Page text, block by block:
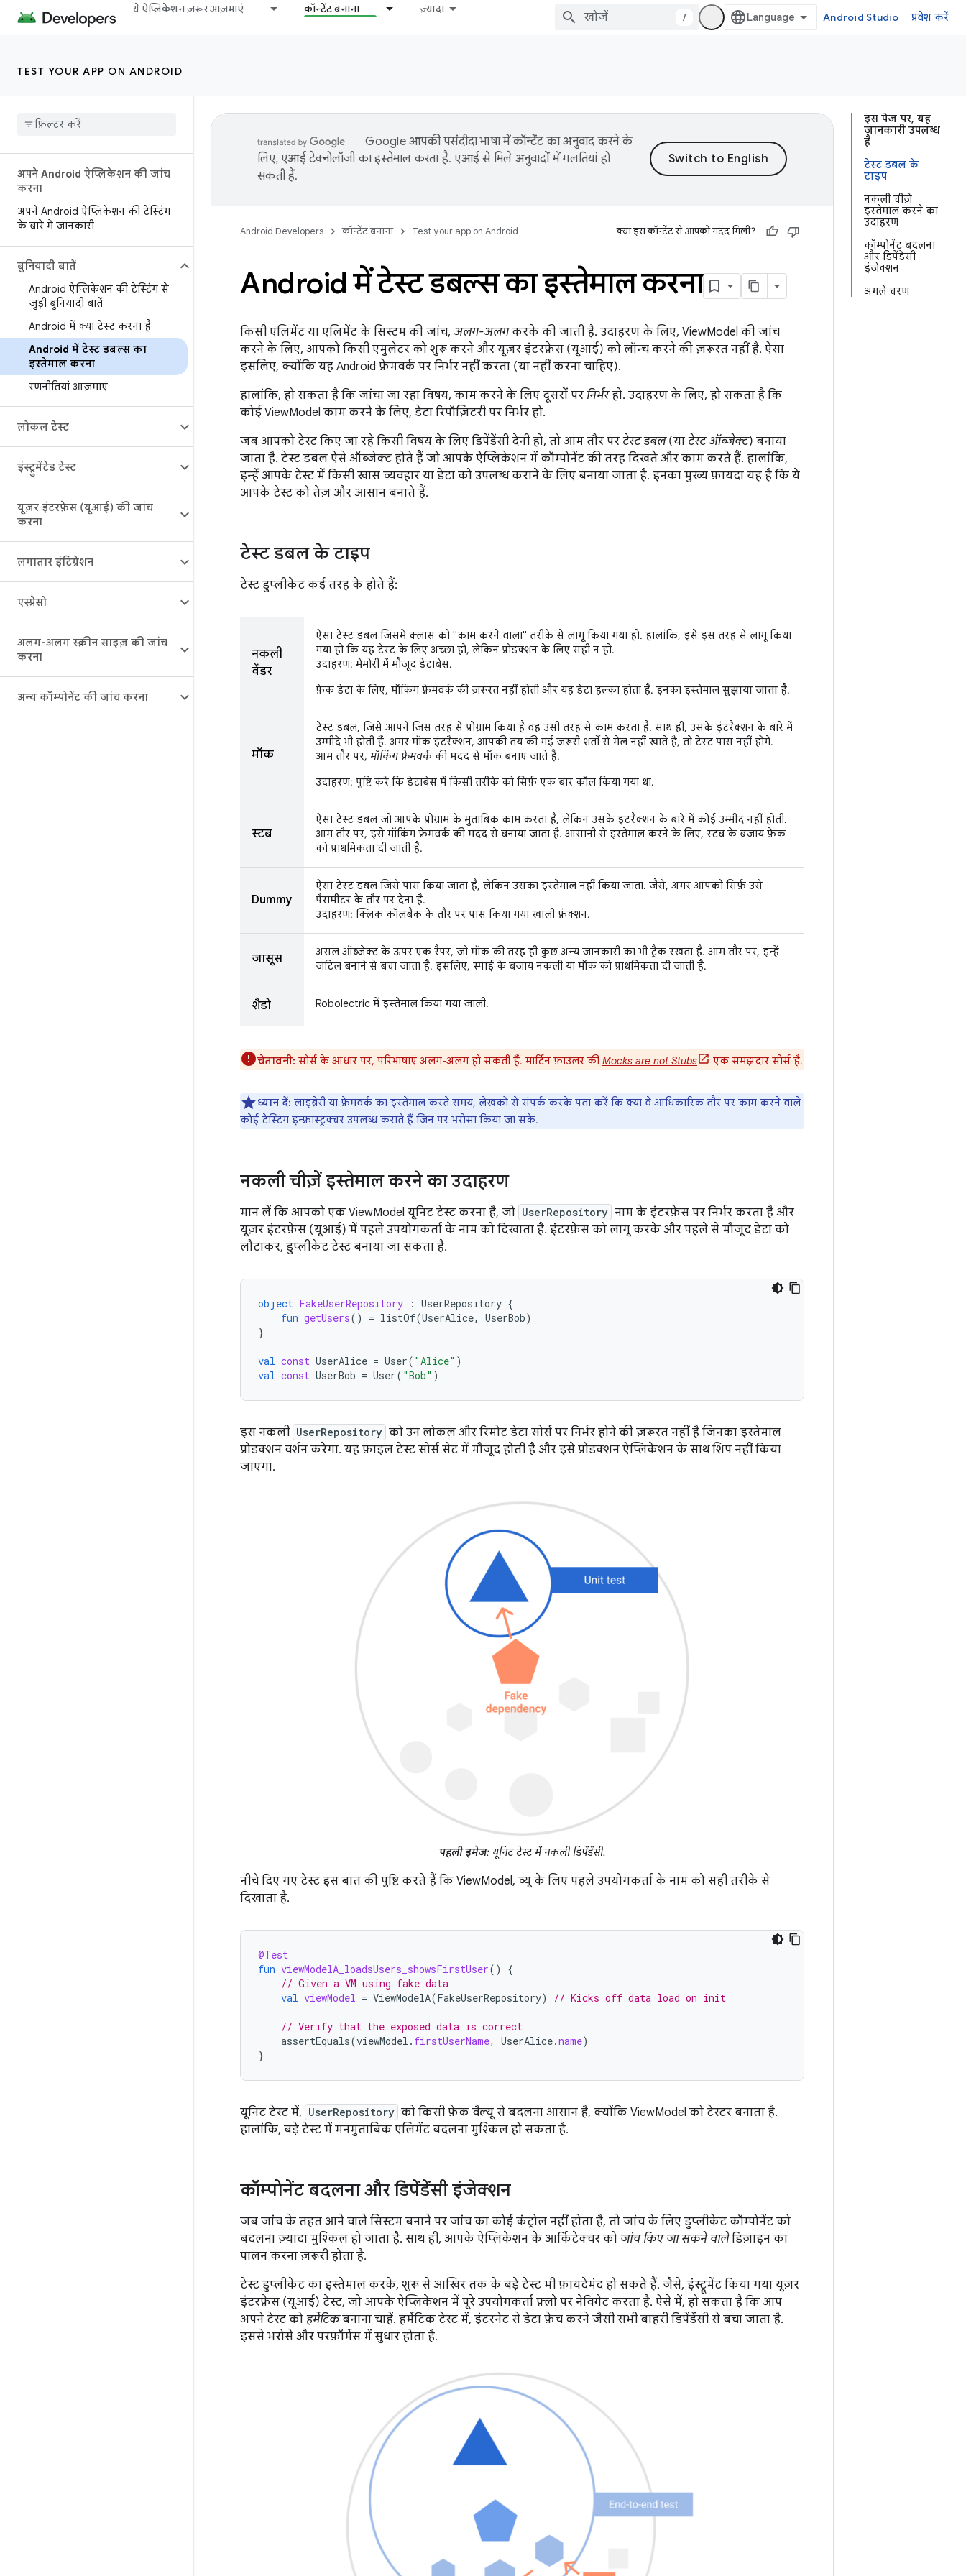
ये ऐप्लिकेशन ज़रूर आज़माएं कॉन्टेंट बनाना ज़्यादा
/ Android Studio प्रवेश करें
TEST YOUR APP ON ANDROID
अपने Android ऐप्लिकेशन की जांच
करना
अपने Android ऐप्लिकेशन की टेस्टिंग
के बारे में जानकारी
बुनियादी बातें
Android ऐप्लिकेशन की टेस्टिंग से
जुड़ी बुनियादी बातें
Android में क्या टेस्ट करना है
Android में टेस्ट डबल्स का
इस्तेमाल करना
रणनीतियां आज़माएं
लोकल टेस्ट
इंस्ट्रुमेंटेड टेस्ट
यूज़र इंटरफ़ेस (यूआई) की जांच
करना
लगातार इंटिग्रेशन
एस्प्रेसो
अलग-अलग स्क्रीन साइज़ की जांच
करना
अन्य कॉम्पोनेंट की जांच करना
इस पेज पर, यह
जानकारी उपलब्ध
है
टेस्ट डबल के
टाइप
नकली चीज़ें
इस्तेमाल करने का
उदाहरण
कॉम्पोनेंट बदलना
और डिपेंडेंसी
इंजेक्शन
अगले चरण
Google आपकी पसंदीदा भाषा में कॉन्टेंट का अनुवाद करने के
लिए, एआई टेक्नोलॉजी का इस्तेमाल करता है. एआई से मिले अनुवादों में गलतियां हो
सकती हैं.
Android Developers कॉन्टेंट बनाना Test your app on Android क्या इस कॉन्टेंट से आपको मदद मिली?
Android में टेस्ट डबल्स का इस्तेमाल करना
किसी एलिमेंट या एलिमेंट के सिस्टम की जांच, अलग-अलगकरके की जाती है. उदाहरण के लिए, ViewModel की जांच
करने के लिए, आपको किसी एमुलेटर को शुरू करने और यूज़र इंटरफ़ेस (यूआई) को लॉन्च करने की ज़रूरत नहीं है. ऐसा
इसलिए, क्योंकि यह Android फ़्रेमवर्क पर निर्भर नहीं करता (या नहीं करना चाहिए).
हालांकि, हो सकता है कि जांचा जा रहा विषय, काम करने के लिए दूसरों पर निर्भरहो. उदाहरण के लिए, हो सकता है कि
कोई ViewModel काम करने के लिए, डेटा रिपॉज़िटरी पर निर्भर हो.
जब आपको टेस्ट किए जा रहे किसी विषय के लिए डिपेंडेंसी देनी हो, तो आम तौर पर टेस्ट डबल(या टेस्ट ऑब्जेक्ट) बनाया
जाता है. टेस्ट डबल ऐसे ऑब्जेक्ट होते हैं जो आपके ऐप्लिकेशन में कॉम्पोनेंट की तरह दिखते और काम करते हैं. हालांकि,
इन्हें आपके टेस्ट में किसी खास व्यवहार या डेटा को उपलब्ध कराने के लिए बनाया जाता है. इनका मुख्य फ़ायदा यह है कि ये
आपके टेस्ट को तेज़ और आसान बनाते हैं.
टेस्ट डबल के टाइप
टेस्ट डुप्लीकेट कई तरह के होते हैं:
नकली
वेंडर
ऐसा टेस्ट डबल जिसमें क्लास को "काम करने वाला" तरीके से लागू किया गया हो. हालांकि, इसे इस तरह से लागू किया
गया हो कि यह टेस्ट के लिए अच्छा हो, लेकिन प्रोडक्शन के लिए सही न हो.
उदाहरण: मेमोरी में मौजूद डेटाबेस.
फ़ेक डेटा के लिए, मॉकिंग फ़्रेमवर्क की ज़रूरत नहीं होती और यह डेटा हल्का होता है. इनका इस्तेमाल सुझाया जाता है.
मॉक
टेस्ट डबल, जिसे आपने जिस तरह से प्रोग्राम किया है वह उसी तरह से काम करता है. साथ ही, उसके इंटरैक्शन के बारे में
उम्मीदें भी होती हैं. अगर मॉक इंटरैक्शन, आपकी तय की गई ज़रूरी शर्तों से मेल नहीं खाते हैं, तो टेस्ट पास नहीं होंगे.
आम तौर पर, मॉकिंग फ़्रेमवर्ककी मदद से मॉक बनाए जाते हैं.
उदाहरण: पुष्टि करें कि डेटाबेस में किसी तरीके को सिर्फ़ एक बार कॉल किया गया था.
स्टब
ऐसा टेस्ट डबल जो आपके प्रोग्राम के मुताबिक काम करता है, लेकिन उसके इंटरैक्शन के बारे में कोई उम्मीद नहीं होती.
आम तौर पर, इसे मॉकिंग फ़्रेमवर्क की मदद से बनाया जाता है. आसानी से इस्तेमाल करने के लिए, स्टब के बजाय फ़ेक
को प्राथमिकता दी जाती है.
Dummy
ऐसा टेस्ट डबल जिसे पास किया जाता है, लेकिन उसका इस्तेमाल नहीं किया जाता. जैसे, अगर आपको सिर्फ़ उसे
पैरामीटर के तौर पर देना है.
उदाहरण: क्लिक कॉलबैक के तौर पर पास किया गया खाली फ़ंक्शन.
जासूस
असल ऑब्जेक्ट के ऊपर एक रैपर, जो मॉक की तरह ही कुछ अन्य जानकारी का भी ट्रैक रखता है. आम तौर पर, इन्हें
जटिल बनाने से बचा जाता है. इसलिए, स्पाई के बजाय नकली या मॉक को प्राथमिकता दी जाती है.
शैडो Robolectric में इस्तेमाल किया गया जाली.
चेतावनी: सोर्स के आधार पर, परिभाषाएं अलग-अलग हो सकती हैं. मार्टिन फ़ाउलर की Mocks are not Stubs एक समझदार सोर्स है.
ध्यान दें: लाइब्रेरी या फ़्रेमवर्क का इस्तेमाल करते समय, लेखकों से संपर्क करके पता करें कि क्या वे आधिकारिक तौर पर काम करने वाले
कोई टेस्टिंग इन्फ़्रास्ट्रक्चर उपलब्ध कराते हैं जिन पर भरोसा किया जा सके.
नकली चीज़ें इस्तेमाल करने का उदाहरण
मान लें कि आपको एक ViewModel यूनिट टेस्ट करना है, जो UserRepository नाम के इंटरफ़ेस पर निर्भर करता है और
यूज़र इंटरफ़ेस (यूआई) में पहले उपयोगकर्ता के नाम को दिखाता है. इंटरफ़ेस को लागू करके और पहले से मौजूद डेटा को
लौटाकर, डुप्लीकेट टेस्ट बनाया जा सकता है.
object FakeUserRepository : UserRepository {
fun getUsers() = listOf(UserAlice, UserBob)
}
val const UserAlice = User( "Alice" )
val const UserBob = User( "Bob" )
इस नकली UserRepository को उन लोकल और रिमोट डेटा सोर्स पर निर्भर होने की ज़रूरत नहीं है जिनका इस्तेमाल
प्रोडक्शन वर्शन करेगा. यह फ़ाइल टेस्ट सोर्स सेट में मौजूद होती है और इसे प्रोडक्शन ऐप्लिकेशन के साथ शिप नहीं किया
जाएगा.
पहली इमेज: यूनिट टेस्ट में नकली डिपेंडेंसी.
नीचे दिए गए टेस्ट इस बात की पुष्टि करते हैं कि ViewModel, व्यू के लिए पहले उपयोगकर्ता के नाम को सही तरीके से
दिखाता है.
@Test
fun viewModelA_loadsUsers_showsFirstUser()
{
// Given a VM using fake data
val viewModel = ViewModelA(FakeUserRepository) // Kicks off data load on init
// Verify that the exposed data is correct
assertEquals(viewModel . firstUserName, UserAlice.name)
}
यूनिट टेस्ट में, UserRepository को किसी फ़ेक वैल्यू से बदलना आसान है, क्योंकि ViewModel को टेस्टर बनाता है.
हालांकि, बड़े टेस्ट में मनमुताबिक एलिमेंट बदलना मुश्किल हो सकता है.
कॉम्पोनेंट बदलना और डिपेंडेंसी इंजेक्शन
जब जांच के तहत आने वाले सिस्टम बनाने पर जांच का कोई कंट्रोल नहीं होता है, तो जांच के लिए डुप्लीकेट कॉम्पोनेंट को
बदलना ज़्यादा मुश्किल हो जाता है. साथ ही, आपके ऐप्लिकेशन के आर्किटेक्चर को जांच किए जा सकने वालेडिज़ाइन का
पालन करना ज़रूरी होता है.
टेस्ट डुप्लीकेट का इस्तेमाल करके, शुरू से आखिर तक के बड़े टेस्ट भी फ़ायदेमंद हो सकते हैं. जैसे, इंस्ट्रूमेंट किया गया यूज़र
इंटरफ़ेस (यूआई) टेस्ट, जो आपके ऐप्लिकेशन में पूरे उपयोगकर्ता फ़्लो पर नेविगेट करता है. ऐसे में, हो सकता है कि आप
अपने टेस्ट को हर्मेटिकबनाना चाहें. हर्मेटिक टेस्ट में, इंटरनेट से डेटा फ़ेच करने जैसी सभी बाहरी डिपेंडेंसी से बचा जाता है.
इससे भरोसे और परफ़ॉर्मेंस में सुधार होता है.